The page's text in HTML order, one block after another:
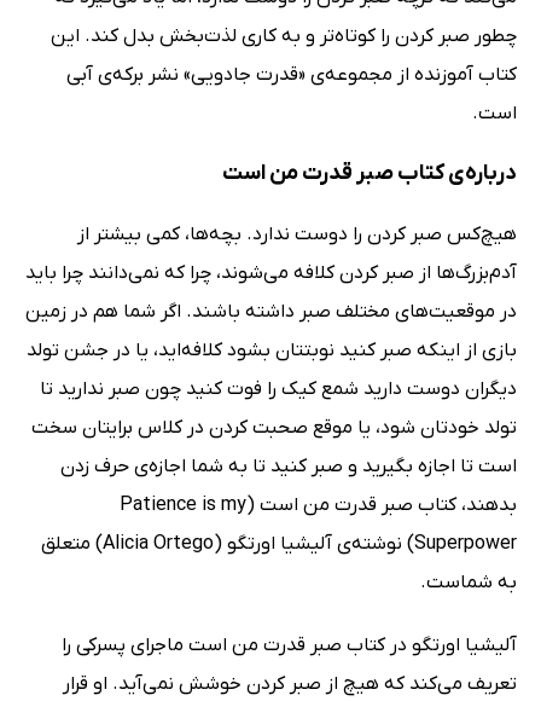
چطور صبر کردن را کوتاه‌تر و به کاری لذت‌بخش بدل کند. این
کتاب آموزنده از مجموعه‌ی «قدرت‌ جادویی» نشر برکه‌ی آبی
است.
درباره‌ی کتاب صبر قدرت من است
هیچ‌کس صبر کردن را دوست ندارد. بچه‌ها، کمی بیشتر از
آدم‌بزرگ‌ها از صبر کردن کلافه می‌شوند، چرا که نمی‌دانند چرا باید
در موقعیت‌های مختلف صبر داشته باشند. اگر شما هم در زمین
بازی از اینکه صبر کنید نوبتتان بشود کلافه‌اید، یا در جشن تولد
دیگران دوست دارید شمع کیک را فوت کنید چون صبر ندارید تا
تولد خودتان شود، یا موقع صحبت کردن در کلاس برایتان سخت
است تا اجازه بگیرید و صبر کنید تا به شما اجازه‌ی حرف زدن
بدهند، کتاب صبر قدرت من است (Patience is my
Superpower) نوشته‌ی آلیشیا اورتگو (Alicia Ortego) متعلق
به شماست.
آلیشیا اورتگو در کتاب صبر قدرت من است ماجرای پسرکی را
تعریف می‌کند که هیچ از صبر کردن خوشش نمی‌آید. او قرار